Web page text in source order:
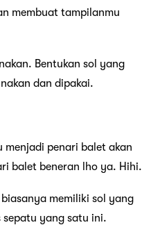
membuat tampilanmu
Bentukan sol yang
dan dipakai.
menjadi penari balet akan
balet beneran lho ya. Hihi.
memiliki sol yang
yang satu ini.